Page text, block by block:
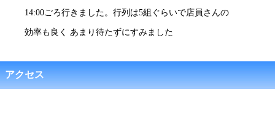
14:00ごろ行きました。行列は5組ぐらいで店員さんの
効率も良く あまり待たずにすみました
アクセス